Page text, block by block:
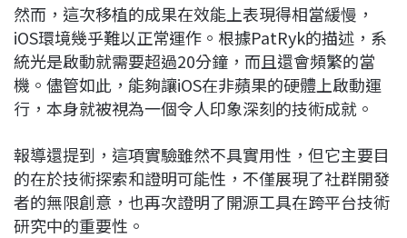
然而，這次移植的成果在效能上表現得相當緩慢，
iOS環境幾乎難以正常運作。根據PatRyk的描述，系
統光是啟動就需要超過20分鐘，而且還會頻繁的當
機。儘管如此，能夠讓iOS在非蘋果的硬體上啟動運
行，本身就被視為一個令人印象深刻的技術成就。
報導還提到，這項實驗雖然不具實用性，但它主要目
的在於技術探索和證明可能性，不僅展現了社群開發
者的無限創意，也再次證明了開源工具在跨平台技術
研究中的重要性。